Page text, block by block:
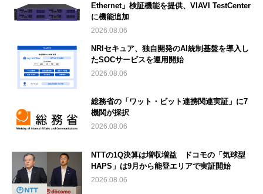
Ethernet」検証機能を提供、VIAVI TestCenter
に機能追加
2026.08.06
NRIセキュア、独自開発のAI統制基盤を導入し
たSOCサービスを運用開始
2026.08.06
総務省の「ワット・ビット連携関連実証」に7
機関が採択
2026.08.06
NTTの1Q決算は増収増益 ドコモの「気球型
HAPS」は9月から能登エリアで実証開始
2026.08.06